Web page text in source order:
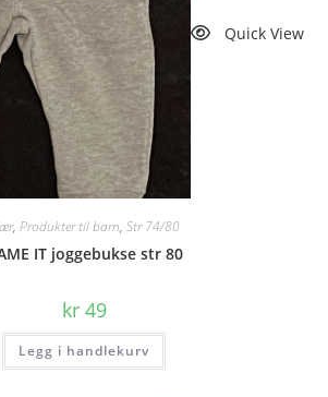
Quick View
, Produkter til barn, Str 74/80
IT joggebukse str 80
kr49
Legg i handlekurv